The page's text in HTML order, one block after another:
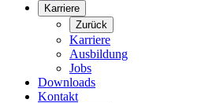
Karriere
Zurück
Karriere
Ausbildung
Jobs
Downloads
Kontakt